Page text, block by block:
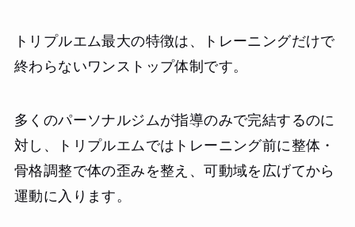
トリプルエム最大の特徴は、トレーニングだけで
終わらないワンストップ体制です。
多くのパーソナルジムが指導のみで完結するのに
対し、トリプルエムではトレーニング前に整体・
骨格調整で体の歪みを整え、可動域を広げてから
運動に入ります。